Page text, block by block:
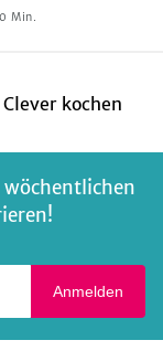
Min.
Clever kochen
wöchentlichen
Anmelden